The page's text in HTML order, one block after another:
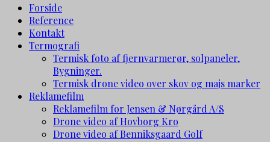
Forside
Reference
Kontakt
Termografi
Termisk foto af fjernvarmerør, solpaneler,
Bygninger.
Termisk drone video over skov og majs marker
Reklamefilm
Reklamefilm for Jensen & Nørgård A/S
Drone video af Hovborg Kro
Drone video af Benniksgaard Golf